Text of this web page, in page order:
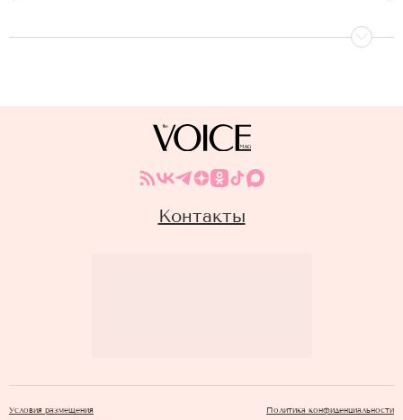
Контакты
Условия размещения Политика конфиденциальности